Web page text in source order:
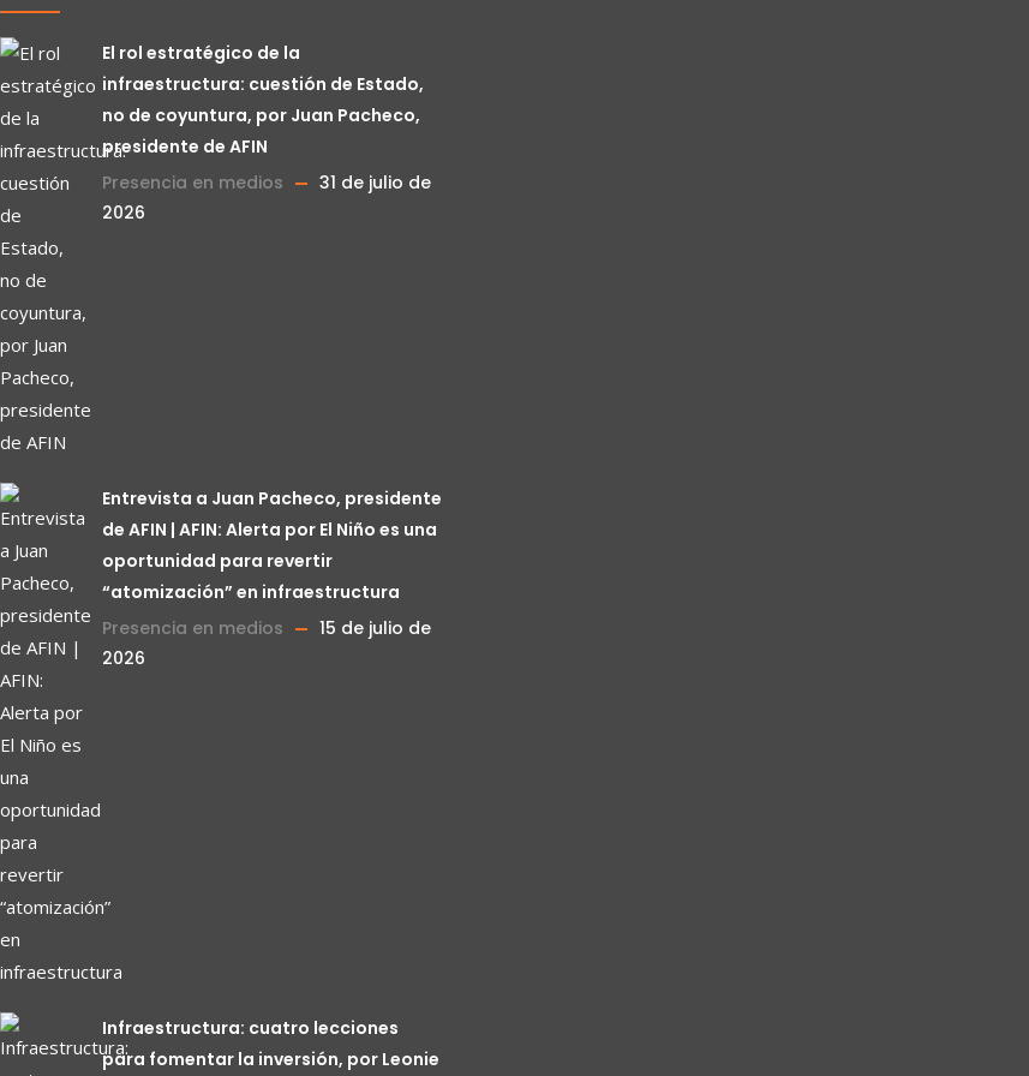
El rol estratégico de la
infraestructura: cuestión de Estado,
no de coyuntura, por Juan Pacheco,
presidente de AFIN
Presencia en medios
31 de julio de
2026
Entrevista a Juan Pacheco, presidente
de AFIN | AFIN: Alerta por El Niño es una
oportunidad para revertir
“atomización” en infraestructura
Presencia en medios
15 de julio de
2026
Infraestructura: cuatro lecciones
para fomentar la inversión, por Leonie